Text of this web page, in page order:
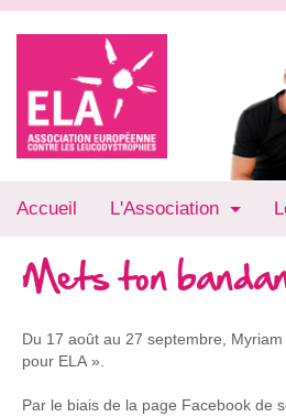
Accueil L'Association
Mets ton
Du 17 août au 27 septembre,
pour ELA ».
Par le biais de la page Facebook de